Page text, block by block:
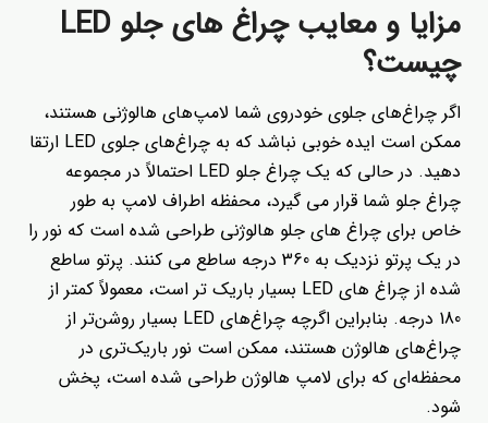
مزایا و معایب چراغ های جلو LED
چیست؟
اگر چراغ‌های جلوی خودروی شما لامپ‌های هالوژنی هستند،
ممکن است ایده خوبی نباشد که به چراغ‌های جلوی LED ارتقا
دهید. در حالی که یک چراغ جلو LED احتمالاً در مجموعه
چراغ جلو شما قرار می گیرد، محفظه اطراف لامپ به طور
خاص برای چراغ های جلو هالوژنی طراحی شده است که نور را
در یک پرتو نزدیک به 360 درجه ساطع می کنند. پرتو ساطع
شده از چراغ های LED بسیار باریک تر است، معمولاً کمتر از
180 درجه. بنابراین اگرچه چراغ‌های LED بسیار روشن‌تر از
چراغ‌های هالوژن هستند، ممکن است نور باریک‌تری در
محفظه‌ای که برای لامپ هالوژن طراحی شده است، پخش
شود.